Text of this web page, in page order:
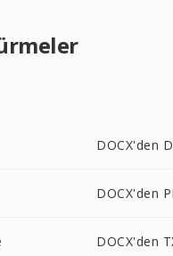
DOCX'den
DOCX'den
DOCX'den